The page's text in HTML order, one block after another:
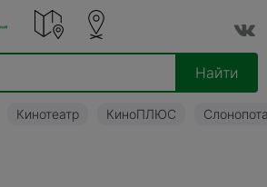
Найти
Кинотеатр КиноПЛЮС